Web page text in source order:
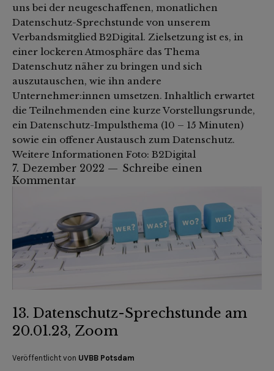
uns bei der neugeschaffenen, monatlichen
Datenschutz-Sprechstunde von unserem
Verbandsmitglied B2Digital. Zielsetzung ist es, in
einer lockeren Atmosphäre das Thema
Datenschutz näher zu bringen und sich
auszutauschen, wie ihn andere
Unternehmer:innen umsetzen. Inhaltlich erwartet
die Teilnehmenden eine kurze Vorstellungsrunde,
ein Datenschutz-Impulsthema (10 – 15 Minuten)
sowie ein offener Austausch zum Datenschutz.
Weitere Informationen Foto: B2Digital
7. Dezember 2022
Schreibe einen
Kommentar
13. Datenschutz-Sprechstunde am
20.01.23, Zoom
Veröffentlicht von UVBB Potsdam